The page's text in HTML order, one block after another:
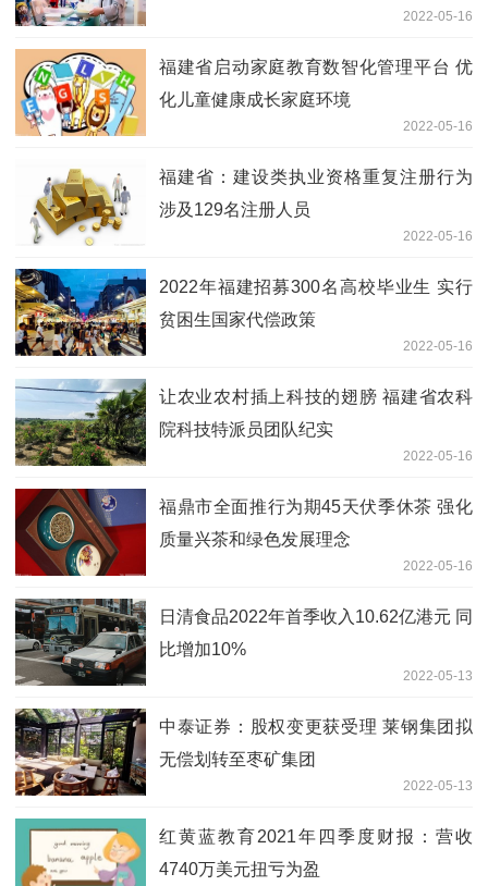
2022-05-16
福建省启动家庭教育数智化管理平台 优
化儿童健康成长家庭环境
2022-05-16
福建省：建设类执业资格重复注册行为
涉及129名注册人员
2022-05-16
2022年福建招募300名高校毕业生 实行
贫困生国家代偿政策
2022-05-16
让农业农村插上科技的翅膀 福建省农科
院科技特派员团队纪实
2022-05-16
福鼎市全面推行为期45天伏季休茶 强化
质量兴茶和绿色发展理念
2022-05-16
日清食品2022年首季收入10.62亿港元 同
比增加10%
2022-05-13
中泰证券：股权变更获受理 莱钢集团拟
无偿划转至枣矿集团
2022-05-13
红黄蓝教育2021年四季度财报：营收
4740万美元扭亏为盈